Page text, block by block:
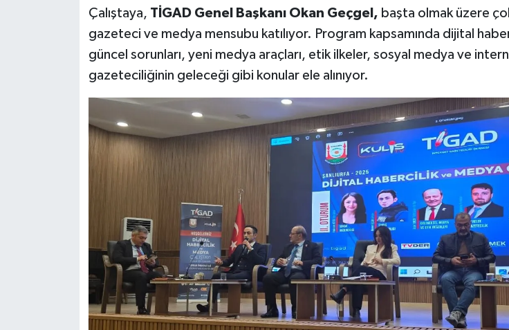
Çalıştaya, TİGAD Genel Başkanı Okan Geçgel, başta olmak üzere
gazeteci ve medya mensubu katılıyor. Program kapsamında dijital
güncel sorunları, yeni medya araçları, etik ilkeler, sosyal medya ve
gazeteciliğinin geleceği gibi konular ele alınıyor.